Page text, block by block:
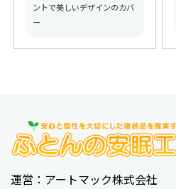
ントで美しいデザインのカバ
ー
運営：アートマック株式会社